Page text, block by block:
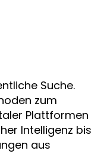
Suche.
zum
Plattformen
Intelligenz bis
aus